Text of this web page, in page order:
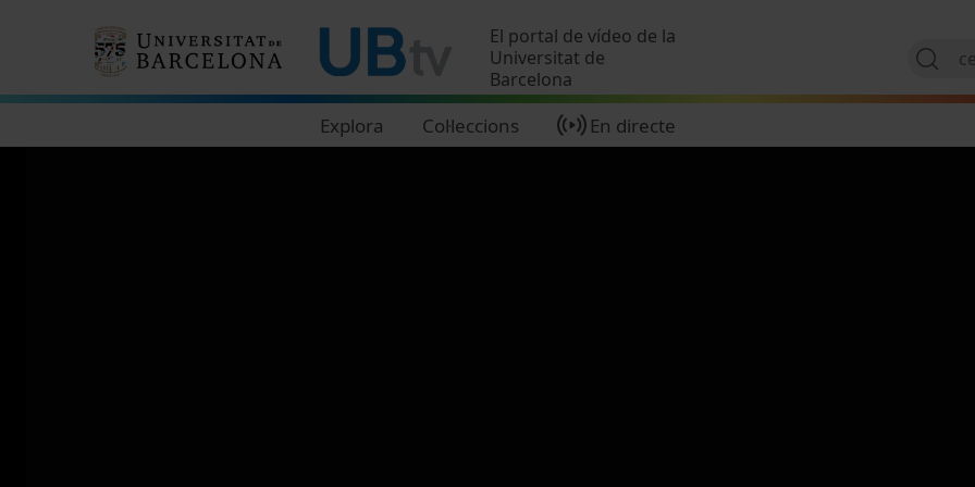
El portal de vídeo de la
Universitat de
Barcelona
Explora Col·leccions En directe